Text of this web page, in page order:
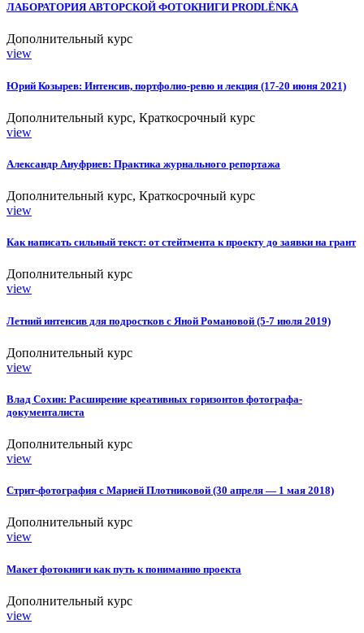
ЛАБОРАТОРИЯ АВТОРСКОЙ ФОТОКНИГИ PRODLЁNKA
Дополнительный курс
view
Юрий Козырев: Интенсив, портфолио-ревю и лекция (17-20 июня 2021)
Дополнительный курс, Краткосрочный курс
view
Александр Ануфриев: Практика журнального репортажа
Дополнительный курс, Краткосрочный курс
view
Как написать сильный текст: от стейтмента к проекту до заявки на грант
Дополнительный курс
view
Летний интенсив для подростков с Яной Романовой (5-7 июля 2019)
Дополнительный курс
view
Влад Сохин: Расширение креативных горизонтов фотографа-
документалиста
Дополнительный курс
view
Стрит-фотография с Марией Плотниковой (30 апреля — 1 мая 2018)
Дополнительный курс
view
Макет фотокниги как путь к пониманию проекта
Дополнительный курс
view